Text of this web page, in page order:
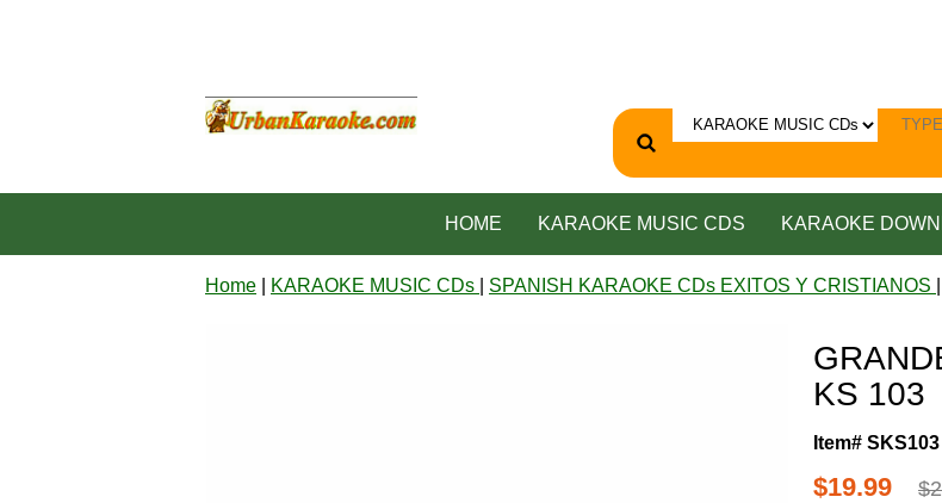
HOME KARAOKE MUSIC CDS KARAOKE
Home KARAOKE MUSIC CDs SPANISH KARAOKE CDs EXITOS Y CRISTIANOS
KS 103
Item# SKS103
$19.99